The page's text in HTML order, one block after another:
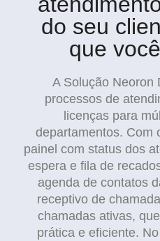
do seu
que
A Solução Neoron
processos de
licenças para
departamentos. Com
painel com status dos
espera e fila de
agenda de contatos
receptivo de
chamadas ativas,
prática e eficiente.